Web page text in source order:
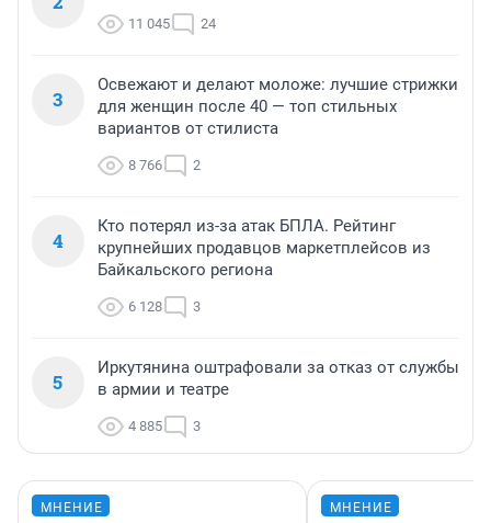
11 045 24
3
Освежают и делают моложе: лучшие стрижки
для женщин после 40 — топ стильных
вариантов от стилиста
8 766 2
4
Кто потерял из-за атак БПЛА. Рейтинг
крупнейших продавцов маркетплейсов из
Байкальского региона
6 128 3
5
Иркутянина оштрафовали за отказ от службы
в армии и театре
4 885 3
МНЕНИЕ МНЕНИЕ